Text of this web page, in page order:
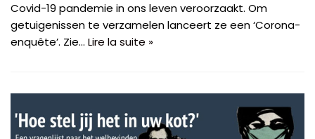
Covid-19 pandemie in ons leven veroorzaakt. Om
getuigenissen te verzamelen lanceert ze een ‘Corona-
enquête’. Zie… Lire la suite »